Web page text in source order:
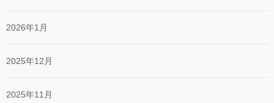
2026年1月
2025年12月
2025年11月